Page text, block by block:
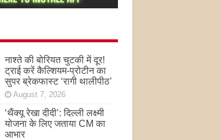
नाश्ते की बोरियत चुटकी में दूर!
ट्राई करें कैल्शियम-प्रोटीन का
सुपर ब्रेकफास्ट ‘रागी थालीपीठ’
August 7, 2026
‘थैंक्यू रेखा दीदी’: दिल्ली लक्ष्मी
योजना के लिए जताया CM का
आभार